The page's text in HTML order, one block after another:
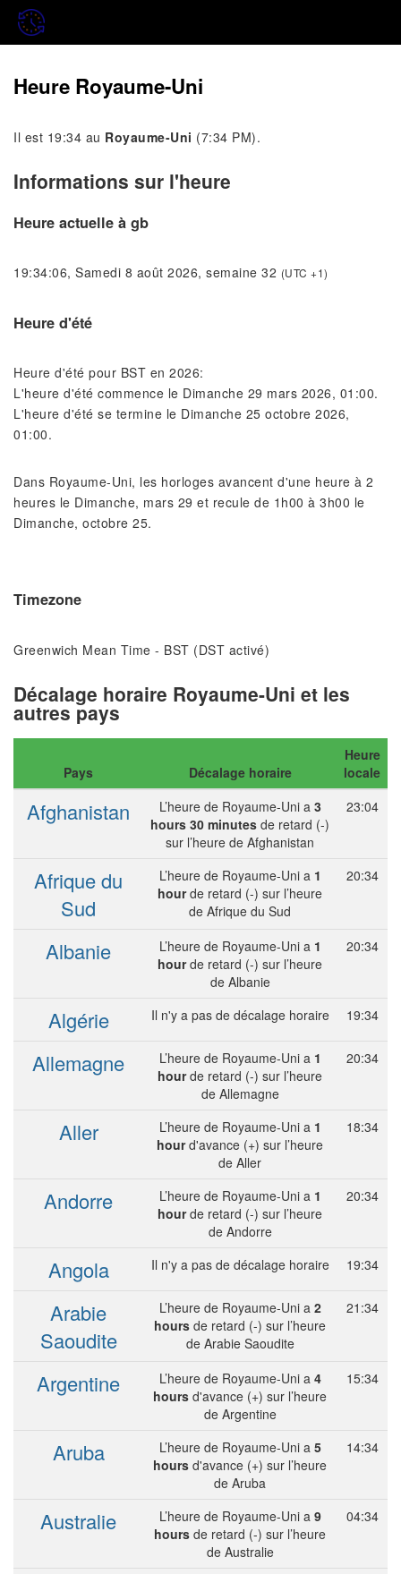
Heure Royaume-Uni
Il est 19:34 au Royaume-Uni (7:34 PM).
Informations sur l'heure
Heure actuelle à gb
19:34:06, Samedi 8 août 2026, semaine 32 (UTC +1)
Heure d'été
Heure d'été pour BST en 2026:
L'heure d'été commence le Dimanche 29 mars 2026, 01:00.
L'heure d'été se termine le Dimanche 25 octobre 2026,
01:00.
Dans Royaume-Uni, les horloges avancent d'une heure à 2
heures le Dimanche, mars 29 et recule de 1h00 à 3h00 le
Dimanche, octobre 25.
Timezone
Greenwich Mean Time - BST (DST activé)
Décalage horaire Royaume-Uni et les
autres pays
Pays Décalage horaire
Heure
locale
Afghanistan L’heure de Royaume-Uni a 3
hours 30 minutes de retard (-)
sur l’heure de Afghanistan
23:04
Afrique du
Sud
L’heure de Royaume-Uni a 1
hourde retard (-) sur l’heure
de Afrique du Sud
20:34
Albanie L’heure de Royaume-Uni a 1
hourde retard (-) sur l’heure
de Albanie
20:34
Algérie Il n'y a pas de décalage horaire 19:34
Allemagne L’heure de Royaume-Uni a 1
hourde retard (-) sur l’heure
de Allemagne
20:34
Aller L’heure de Royaume-Uni a 1
hourd'avance (+) sur l’heure
de Aller
18:34
Andorre L’heure de Royaume-Uni a 1
hourde retard (-) sur l’heure
de Andorre
20:34
Angola Il n'y a pas de décalage horaire 19:34
Arabie
Saoudite
L’heure de Royaume-Uni a 2
hours de retard (-) sur l’heure
de Arabie Saoudite
21:34
Argentine L’heure de Royaume-Uni a 4
hours d'avance (+) sur l’heure
de Argentine
15:34
Aruba L’heure de Royaume-Uni a 5
hours d'avance (+) sur l’heure
de Aruba
14:34
Australie L’heure de Royaume-Uni a 9
hours de retard (-) sur l’heure
de Australie
04:34